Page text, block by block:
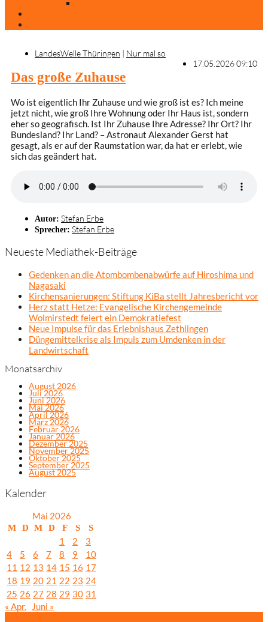
LandesWelle Thüringen | Nur mal so
17.05.2026 09:10
Das große Zuhause
Wo ist eigentlich Ihr Zuhause und wie groß ist es? Ich meine
jetzt nicht, wie groß Ihre Wohnung oder Ihr Haus ist, sondern
eher so geografisch. Ist Ihr Zuhause Ihre Adresse? Ihr Ort? Ihr
Bundesland? Ihr Land? – Astronaut Alexander Gerst hat
gesagt, als er auf der Raumstation war, da hat er erlebt, wie
sich das geändert hat.
Autor: Stefan Erbe
Sprecher: Stefan Erbe
Neueste Mediathek-Beiträge
Gedenken an die Atombombenabwürfe auf Hiroshima und
Nagasaki
Kirchensanierungen: Stiftung KiBa stellt Jahresbericht vor
Herz statt Hetze: Evangelische Kirchengemeinde
Wolmirstedt feiert ein Demokratiefest
Neue Impulse für das Erlebnishaus Zethlingen
Düngemittelkrise als Impuls zum Umdenken in der
Landwirtschaft
Monatsarchiv
August 2026
Juli 2026
Juni 2026
Mai 2026
April 2026
März 2026
Februar 2026
Januar 2026
Dezember 2025
November 2025
Oktober 2025
September 2025
August 2025
Kalender
Mai 2026
M D M D F S S
1 2
3
4
5 6 7 8 9
10
11 12 13 14 15 16 17
18 19 20 21 22 23 24
25 26 27 28 29 30 31
« Apr.
Juni »